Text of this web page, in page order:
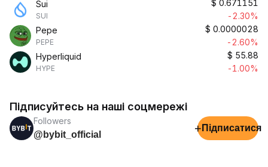
Sui
SUI
$ 0.671151
-2.30%
Pepe
PEPE
$ 0.0000028
-2.60%
Hyperliquid
HYPE
$ 55.88
-1.00%
Підписуйтесь на наші соцмережі
Followers
@bybit_official
+ Підписатися